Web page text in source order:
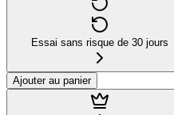
Essai sans risque de 30 jours
Ajouter au panier